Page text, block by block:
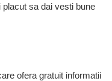
sa dai vesti bune
ofera gratuit informatii